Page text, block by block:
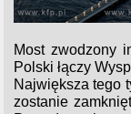
Most zwodzony
Polski łączy
Największa tego
zostanie